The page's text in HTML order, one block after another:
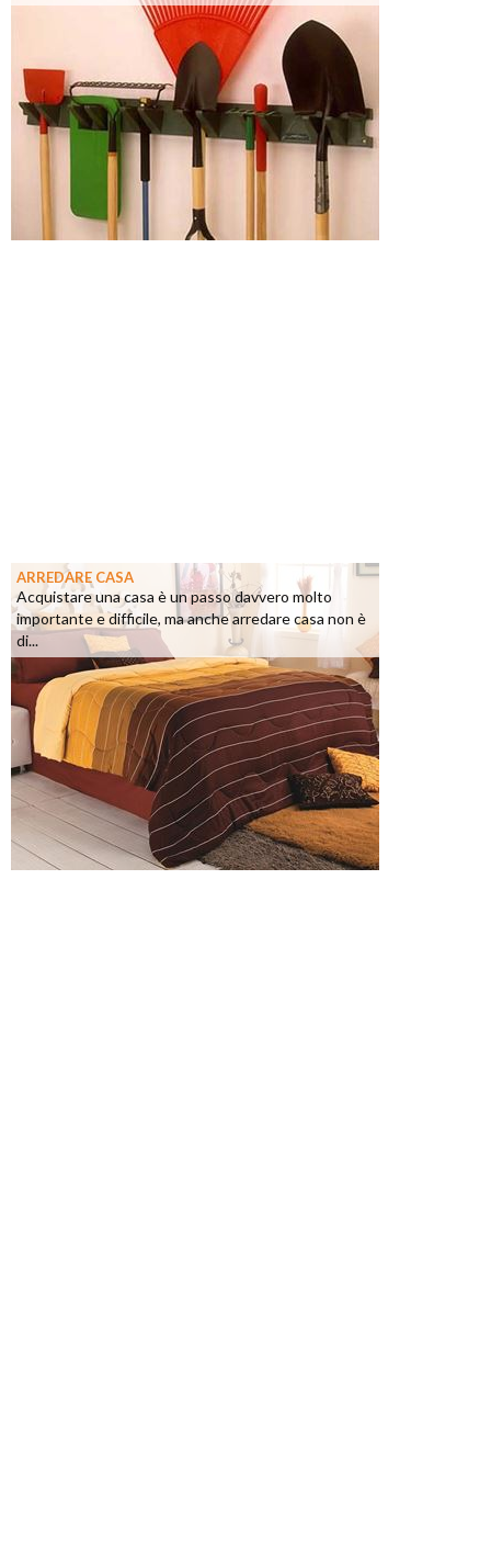
ARREDARE CASA
Acquistare una casa è un passo davvero molto
importante e difficile, ma anche arredare casa non è
di...